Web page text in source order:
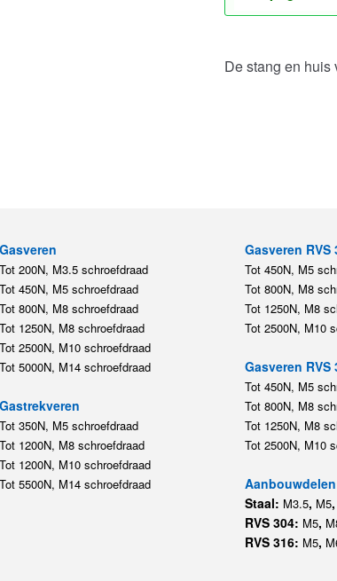
De stang en huis
Gasveren
Tot 200N, M3.5 schroefdraad
Tot 450N, M5 schroefdraad
Tot 800N, M8 schroefdraad
Tot 1250N, M8 schroefdraad
Tot 2500N, M10 schroefdraad
Tot 5000N, M14 schroefdraad
Gastrekveren
Tot 350N, M5 schroefdraad
Tot 1200N, M8 schroefdraad
Tot 1200N, M10 schroefdraad
Tot 5500N, M14 schroefdraad
Gasveren RVS
Tot 450N, M5
Tot 800N, M8
Tot 1250N, M8
Tot 2500N, M10
Gasveren RVS
Tot 450N, M5
Tot 800N, M8
Tot 1250N, M8
Tot 2500N, M10
Aanbouwdelen
Staal: M3.5, M5,
RVS 304: M5,
RVS 316: M5,